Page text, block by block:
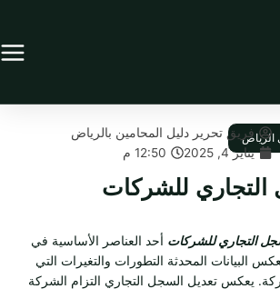
الرياضفريق تحرير دليل المحامين بالرياض
يناير 4, 2025
12:50 م
التجاري للشركات
التجاري للشركات أحد العناصر الأساسية في
البيانات المحدثة التطورات والتغيرات التي
يعكس تعديل السجل التجاري التزام الشركة